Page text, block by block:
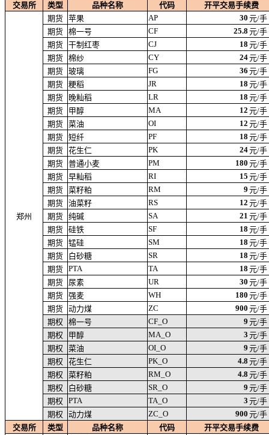
交易所
类型 品种名称 代码 开平交易手续费
郑州
期货 苹果 AP 30 元/手
期货 棉一号 CF 25.8 元/手
期货 干制红枣 CJ 18 元/手
期货 棉纱 CY 24元/手
期货 玻璃 FG 36 元/手
期货 粳稻 JR 18 元/手
期货
晚籼稻 LR 18 元/手
期货
甲醇 MA 12 元/手
期货 菜油 OI 12 元/手
期货 短纤 PF 18 元/手
期货 花生仁 PK 24元/手
期货 普通小麦 PM 180 元/手
期货 早籼稻 RI 15 元/手
期货 菜籽粕 RM 9 元/手
期货 油菜籽 RS 12 元/手
期货 纯碱 SA 21 元/手
期货 硅铁 SF 18 元/手
期货 锰硅 SM 18 元/手
期货
白砂糖 SR 18 元/手
期货 PTA TA 18 元/手
期货
尿素 UR 30 元/手
期货 强麦 WH 180 元/手
期货 动力煤 ZC 900 元/手
期权
棉一号 CF_O 9 元/手
期权
甲醇 MA_O 3 元/手
期权
菜油 OI_O 9 元/手
期权
花生仁 PK_O 4.8 元/手
期权
菜籽粕 RM_O 4.8 元/手
期权
白砂糖 SR_O 9 元/手
期权
PTA TA_O 3 元/手
期权
动力煤 ZC_O 900 元/手
交易所
类型 品种名称 代码 开平交易手续费